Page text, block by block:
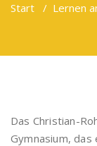
Start / Lernen
Das Christian-
Gymnasium,